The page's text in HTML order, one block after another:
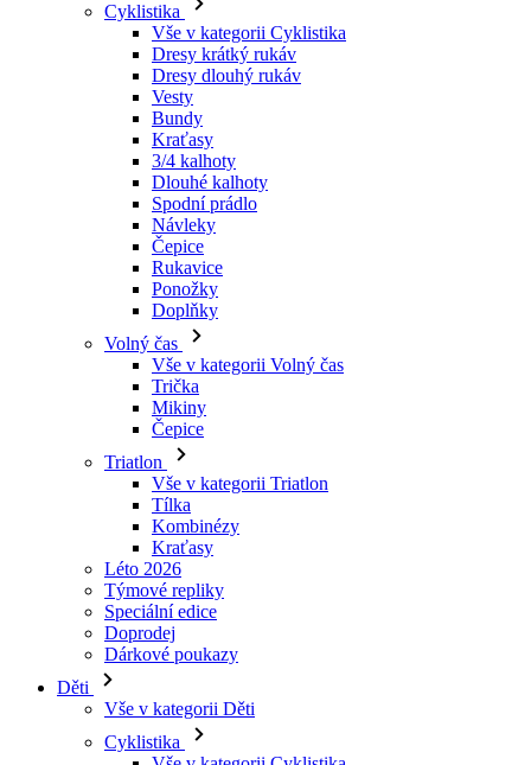
Cyklistika
Vše v kategorii Cyklistika
Dresy krátký rukáv
Dresy dlouhý rukáv
Vesty
Bundy
Kraťasy
3/4 kalhoty
Dlouhé kalhoty
Spodní prádlo
Návleky
Čepice
Rukavice
Ponožky
Doplňky
Volný čas
Vše v kategorii Volný čas
Trička
Mikiny
Čepice
Triatlon
Vše v kategorii Triatlon
Tílka
Kombinézy
Kraťasy
Léto 2026
Týmové repliky
Speciální edice
Doprodej
Dárkové poukazy
Děti
Vše v kategorii Děti
Cyklistika